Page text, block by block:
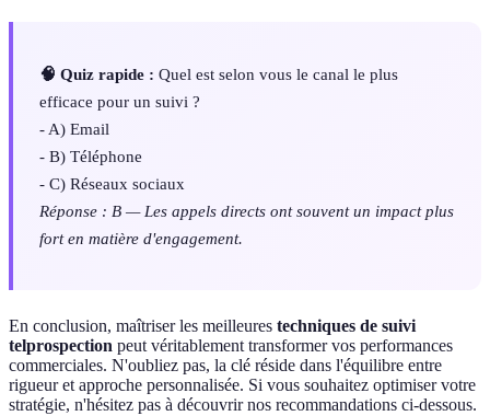
🧠 Quiz rapide : Quel est selon vous le canal le plus
efficace pour un suivi ?
- A) Email
- B) Téléphone
- C) Réseaux sociaux
Réponse : B — Les appels directs ont souvent un impact plus
fort en matière d'engagement.
En conclusion, maîtriser les meilleures techniques de suivi
telprospection peut véritablement transformer vos performances
commerciales. N'oubliez pas, la clé réside dans l'équilibre entre
rigueur et approche personnalisée. Si vous souhaitez optimiser votre
stratégie, n'hésitez pas à découvrir nos recommandations ci-dessous.